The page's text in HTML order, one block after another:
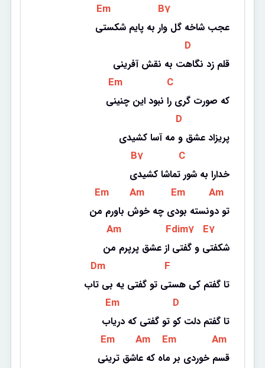
Em B7
عجب شاخه گل وار به پایم شکستی
D
قلم زد نگاهت به نقش آفرینی
Em C
که صورت گری را نبود این چنینی
D
پریزاد عشق و مه آسا کشیدی
B7 C
خدارا به شور تماشا کشیدی
Em Am Em Am
تو دونسته بودی چه خوش باورم من
Am Fdim7 E7
شکفتی و گفتی از عشق پرپرم من
Dm F
تا گفتم کی هستی تو گفتی یه بی تاب
Em D
تا گفتم دلت کو تو گفتی که دریاب
Em Am Em Am
قسم خوردی بر ماه که عاشق ترینی